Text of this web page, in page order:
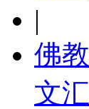
|
佛教
文汇